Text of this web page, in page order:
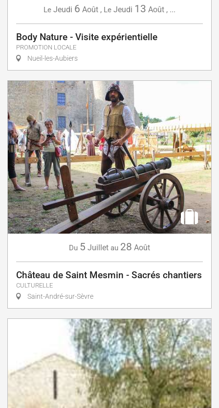
Le Jeudi 6 Août , Le Jeudi 13 Août , ...
Body Nature - Visite expérientielle
PROMOTION LOCALE
Nueil-les-Aubiers
Du 5 Juillet au 28 Août
Château de Saint Mesmin - Sacrés chantiers
CULTURELLE
Saint-André-sur-Sèvre